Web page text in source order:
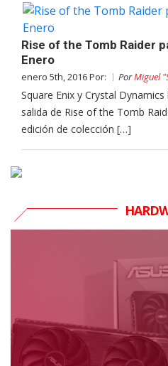
Rise of the Tomb Raider
Enero
enero 5th, 2016 Por: PorMiguel
Square Enix y Crystal
salida de Rise of the Tomb
edición de colección […]